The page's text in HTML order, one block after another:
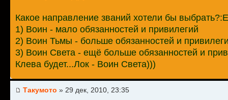
Какое направление званий хотели бы
1) Воин - мало обязанностей и привилегий
2) Воин Тьмы - больше обязанностей и
3) Воин Света - ещё больше обязанностей и
Клева будет...Лок - Воин Света)))
Такумото » 29 дек, 2010, 23:35